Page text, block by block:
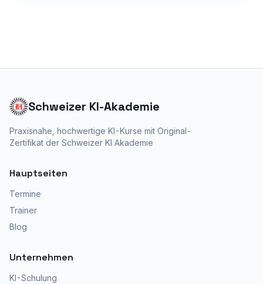
Schweizer KI-Akademie
Praxisnahe, hochwertige KI-Kurse mit Original-
Zertifikat der Schweizer KI Akademie
Hauptseiten
Termine
Trainer
Blog
Unternehmen
KI-Schulung